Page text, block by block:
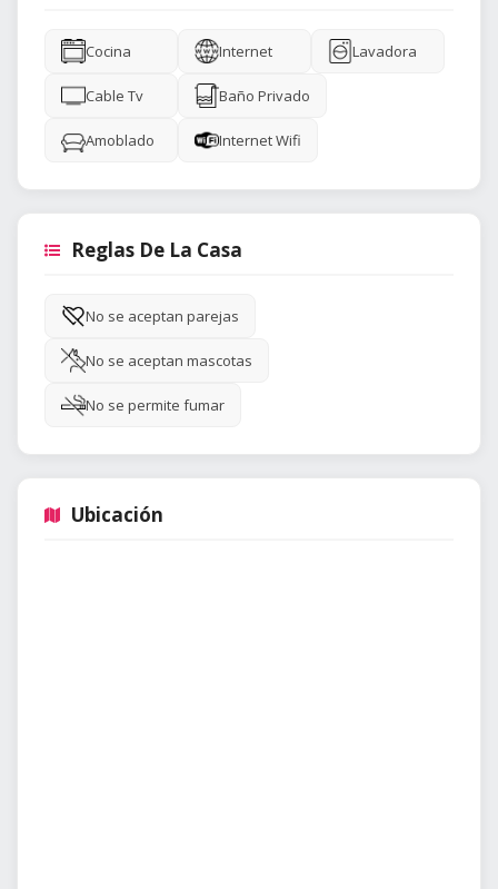
Cocina Internet Lavadora
Cable Tv Baño Privado
Amoblado Internet Wifi
Reglas De La Casa
No se aceptan parejas
No se aceptan mascotas
No se permite fumar
Ubicación